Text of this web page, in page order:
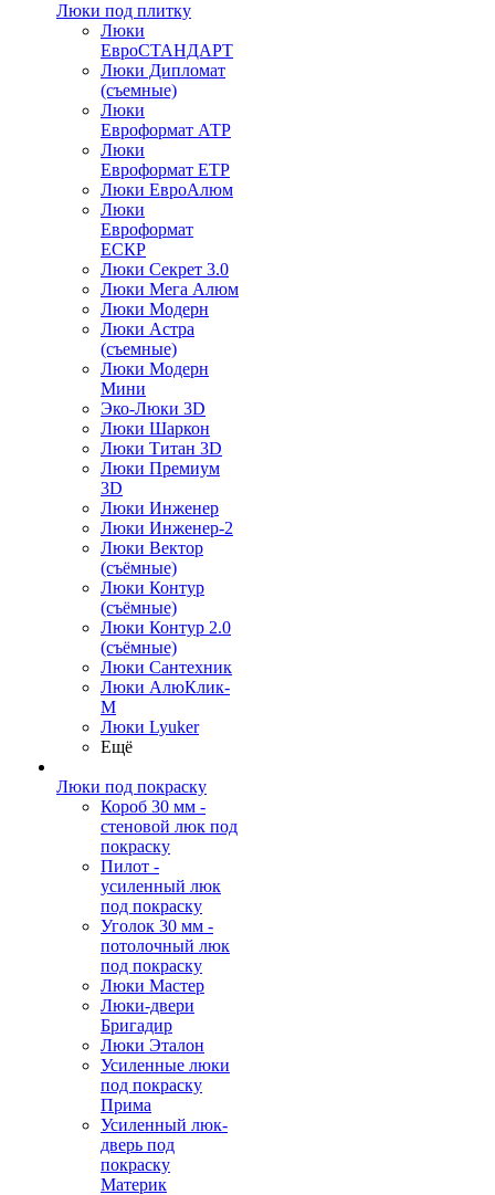
Люки под плитку
Люки
ЕвроСТАНДАРТ
Люки Дипломат
(съемные)
Люки
Евроформат АТР
Люки
Евроформат ЕТР
Люки ЕвроАлюм
Люки
Евроформат
ЕСКР
Люки Секрет 3.0
Люки Мега Алюм
Люки Модерн
Люки Астра
(съемные)
Люки Модерн
Мини
Эко-Люки 3D
Люки Шаркон
Люки Титан 3D
Люки Премиум
3D
Люки Инженер
Люки Инженер-2
Люки Вектор
(съёмные)
Люки Контур
(съёмные)
Люки Контур 2.0
(съёмные)
Люки Сантехник
Люки АлюКлик-
М
Люки Lyuker
Ещё
Люки под покраску
Короб 30 мм -
стеновой люк под
покраску
Пилот -
усиленный люк
под покраску
Уголок 30 мм -
потолочный люк
под покраску
Люки Мастер
Люки-двери
Бригадир
Люки Эталон
Усиленные люки
под покраску
Прима
Усиленный люк-
дверь под
покраску
Материк